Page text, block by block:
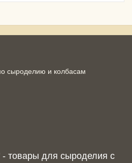
и колбасам
товары для сыроделия с